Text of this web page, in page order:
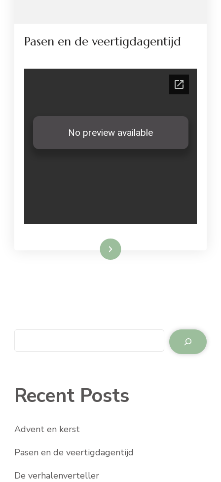
Pasen en de veertigdagentijd
Lees meer
Recent Posts
Advent en kerst
Pasen en de veertigdagentijd
De verhalenverteller